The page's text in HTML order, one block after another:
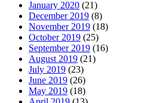
January 2020 (21)
December 2019 (8)
November 2019 (18)
October 2019 (25)
September 2019 (16)
August 2019 (21)
July 2019 (23)
June 2019 (26)
May 2019 (18)